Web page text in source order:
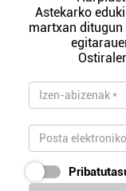
Astekarko
martxan ditugun